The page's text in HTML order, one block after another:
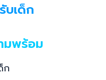
บเด็ก
มพร้อม
ก